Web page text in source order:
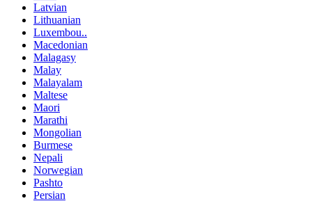
Latvian
Lithuanian
Luxembou..
Macedonian
Malagasy
Malay
Malayalam
Maltese
Maori
Marathi
Mongolian
Burmese
Nepali
Norwegian
Pashto
Persian